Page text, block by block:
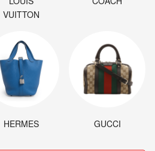
VUITTON
HERMES GUCCI